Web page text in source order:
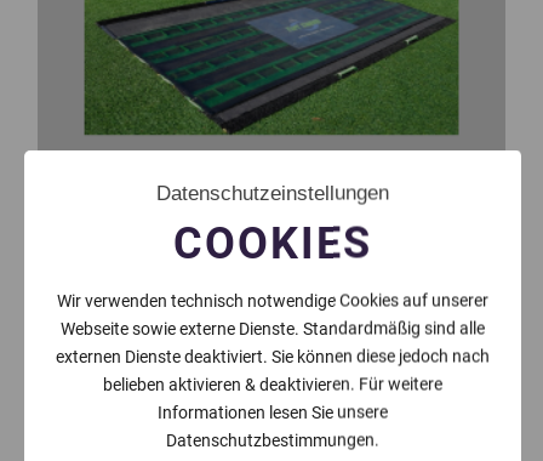
Datenschutzeinstellungen
COOKIES
Wir verwenden technisch notwendige Cookies auf unserer
Webseite sowie externe Dienste. Standardmäßig sind alle
externen Dienste deaktiviert. Sie können diese jedoch nach
belieben aktivieren & deaktivieren. Für weitere
Informationen lesen Sie unsere
Datenschutzbestimmungen.